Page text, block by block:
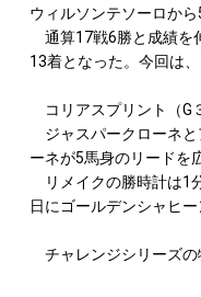
ウィルソンテソーロから
通算17戦6勝と成績を
13着となった。今回は
コリアスプリント（G
ジャスパークローネと
ーネが5馬身のリードを
リメイクの勝時計は1
日にゴールデンシャヒ
チャレンジシリーズの